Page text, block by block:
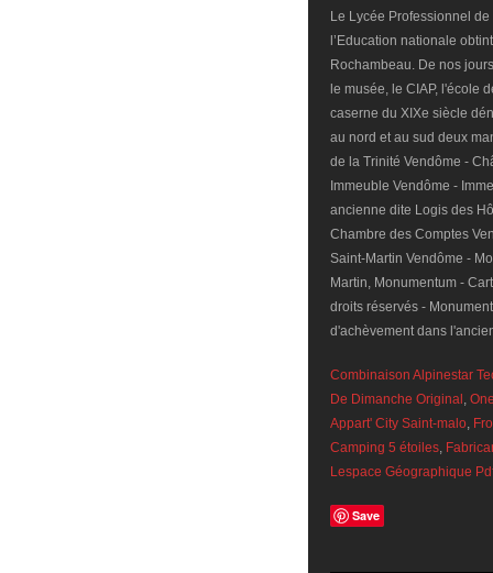
Combinaison Alpinestar
De Dimanche Original ,
Appart' City Saint-malo,
Camping 5 étoiles,
Lespace Géographique
Save